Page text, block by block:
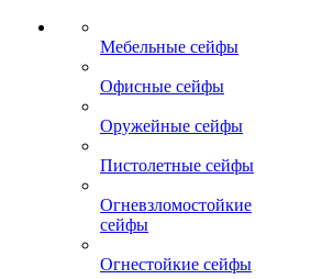
Мебельные сейфы
Офисные сейфы
Оружейные сейфы
Пистолетные сейфы
Огневзломостойкие
сейфы
Огнестойкие сейфы